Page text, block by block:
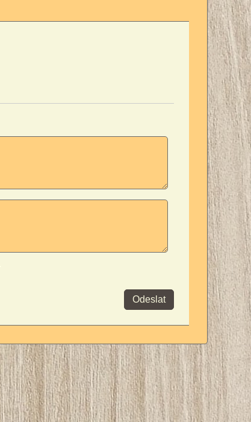
Odeslat